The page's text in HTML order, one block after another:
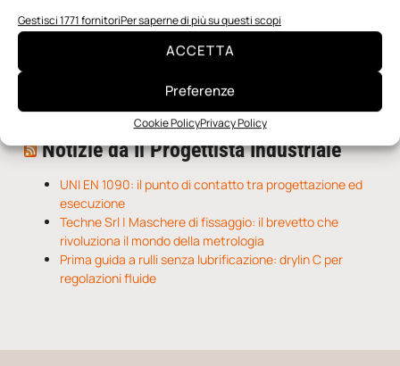
Gestisci 1771 fornitoriPer saperne di più su questi scopi
ACCETTA
Preferenze
Cookie PolicyPrivacy Policy
I nanonastri di grafene come potenziali sensori per i
Una nuova mano robotica passa da una pinza all’altra
O-Ring, tecnica e applicazioni
Notizie da Il Progettista Industriale
UNI EN 1090: il punto di contatto tra progettazione ed
esecuzione
Techne Srl | Maschere di fissaggio: il brevetto che
rivoluziona il mondo della metrologia
Prima guida a rulli senza lubrificazione: drylin C per
regolazioni fluide